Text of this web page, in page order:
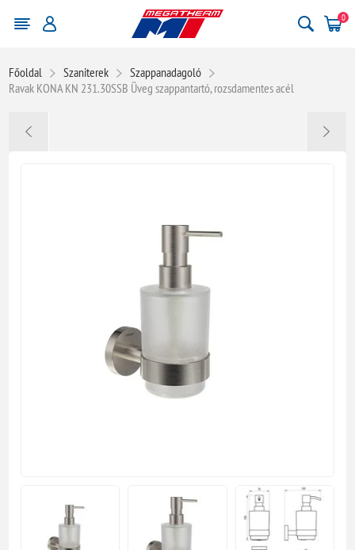
0
Főoldal Szaniterek
Szappanadagoló
Ravak KONA KN 231.30SSB Üveg szappantartó, rozsdamentes acél